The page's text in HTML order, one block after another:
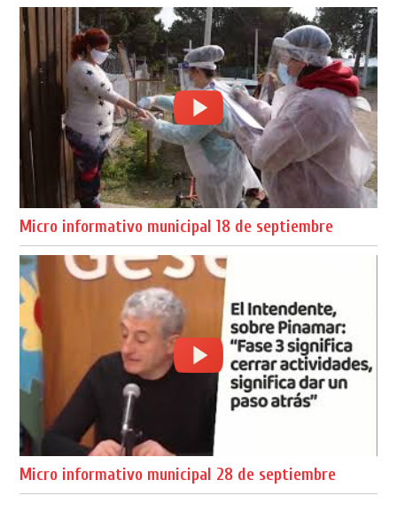
Micro informativo municipal 18 de septiembre
Micro informativo municipal 28 de septiembre